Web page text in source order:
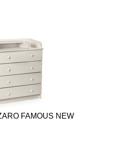
FAMOUS NEW